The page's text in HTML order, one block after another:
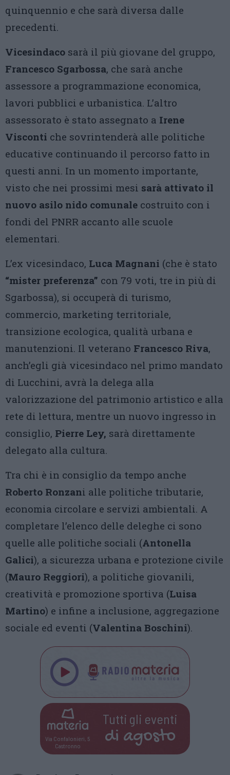
quinquennio e che sarà diversa dalle
precedenti.
Vicesindaco sarà il più giovane del gruppo,
Francesco Sgarbossa, che sarà anche
assessore a programmazione economica,
lavori pubblici e urbanistica. L’altro
assessorato è stato assegnato a Irene
Visconti che sovrintenderà alle politiche
educative continuando il percorso fatto in
questi anni. In un momento importante,
visto che nei prossimi mesi sarà attivato il
nuovo asilo nido comunale costruito con i
fondi del PNRR accanto alle scuole
elementari.
L’ex vicesindaco, Luca Magnani (che è stato
“mister preferenza” con 79 voti, tre in più di
Sgarbossa), si occuperà di turismo,
commercio, marketing territoriale,
transizione ecologica, qualità urbana e
manutenzioni. Il veterano Francesco Riva,
anch’egli già vicesindaco nel primo mandato
di Lucchini, avrà la delega alla
valorizzazione del patrimonio artistico e alla
rete di lettura, mentre un nuovo ingresso in
consiglio, Pierre Ley, sarà direttamente
delegato alla cultura.
Tra chi è in consiglio da tempo anche
Roberto Ronzani alle politiche tributarie,
economia circolare e servizi ambientali. A
completare l’elenco delle deleghe ci sono
quelle alle politiche sociali (Antonella
Galici), a sicurezza urbana e protezione civile
(Mauro Reggiori), a politiche giovanili,
creatività e promozione sportiva (Luisa
Martino) e infine a inclusione, aggregazione
sociale ed eventi (Valentina Boschini).
Via Confalonieri, 5
Castronno
Tutti gli eventi
di agosto